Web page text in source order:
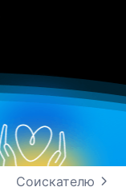
Соискателю